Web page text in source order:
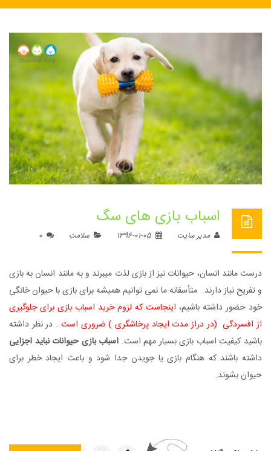
اسباب بازی های سگ
مدیر سایت سلامت
درست مانند انسان، حیوانات نیز از بازی لذت میبرند و به مانند انسان به بازی
و تفریح نیاز دارند. متأسفانه ما نمی توانیم همیشه برای بازی با حیوان خانگی
خود حضور داشته باشیم، اینجاست که لزوم خرید اسباب بازی برای جلوگیری
از افسردگی (در دراز مدت ایجاد پرخاشگری ) ضروری است . در نظر داشته
باشید کیفیت اسباب بازی بسیار مهم است. اسباب بازی حیوانات نباید اجزایی
داشته باشند که هنگام بازی یا جویدن جدا شود و باعث ایجاد خطر برای
حیوان بشوند.